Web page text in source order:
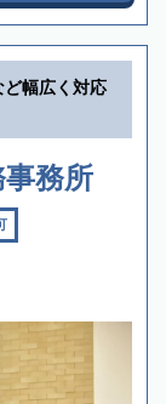
ど幅広く対応
務所